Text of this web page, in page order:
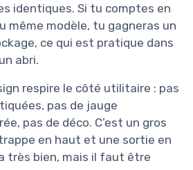
identiques. Si tu comptes en
même modèle, tu gagneras un
ce qui est pratique dans
abri.
respire le côté utilitaire : pas
pas de jauge
pas de déco. C’est un gros
en haut et une sortie en
très bien, mais il faut être